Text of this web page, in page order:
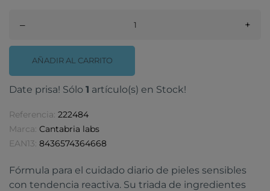
– +
AÑADIR AL CARRITO
Date prisa! Sólo 1 artículo(s) en Stock!
Referencia: 222484
Marca: Cantabria labs
EAN13: 8436574364668
Fórmula para el cuidado diario de pieles sensibles
con tendencia reactiva. Su triada de ingredientes